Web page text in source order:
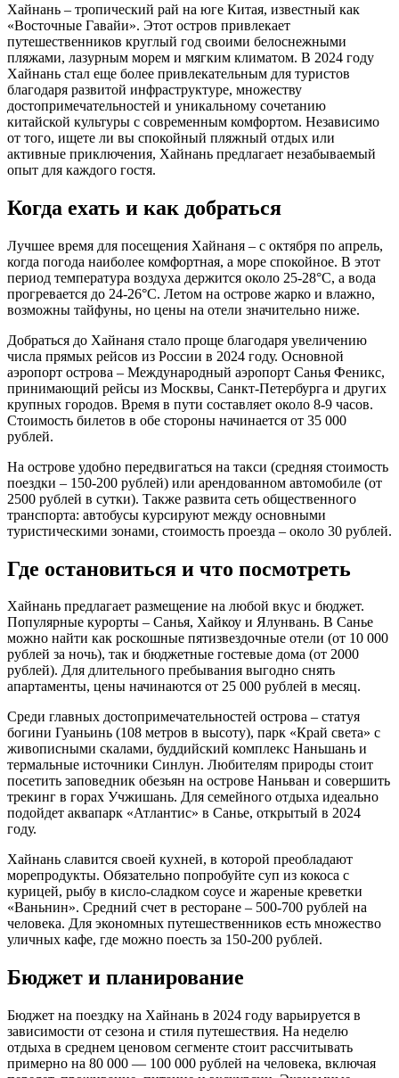
Хайнань – тропический рай на юге Китая, известный как
«Восточные Гавайи». Этот остров привлекает
путешественников круглый год своими белоснежными
пляжами, лазурным морем и мягким климатом. В 2024 году
Хайнань стал еще более привлекательным для туристов
благодаря развитой инфраструктуре, множеству
достопримечательностей и уникальному сочетанию
китайской культуры с современным комфортом. Независимо
от того, ищете ли вы спокойный пляжный отдых или
активные приключения, Хайнань предлагает незабываемый
опыт для каждого гостя.
Когда ехать и как добраться
Лучшее время для посещения Хайнаня – с октября по апрель,
когда погода наиболее комфортная, а море спокойное. В этот
период температура воздуха держится около 25-28°C, а вода
прогревается до 24-26°C. Летом на острове жарко и влажно,
возможны тайфуны, но цены на отели значительно ниже.
Добраться до Хайнаня стало проще благодаря увеличению
числа прямых рейсов из России в 2024 году. Основной
аэропорт острова – Международный аэропорт Санья Феникс,
принимающий рейсы из Москвы, Санкт-Петербурга и других
крупных городов. Время в пути составляет около 8-9 часов.
Стоимость билетов в обе стороны начинается от 35 000
рублей.
На острове удобно передвигаться на такси (средняя стоимость
поездки – 150-200 рублей) или арендованном автомобиле (от
2500 рублей в сутки). Также развита сеть общественного
транспорта: автобусы курсируют между основными
туристическими зонами, стоимость проезда – около 30 рублей.
Где остановиться и что посмотреть
Хайнань предлагает размещение на любой вкус и бюджет.
Популярные курорты – Санья, Хайкоу и Ялунвань. В Санье
можно найти как роскошные пятизвездочные отели (от 10 000
рублей за ночь), так и бюджетные гостевые дома (от 2000
рублей). Для длительного пребывания выгодно снять
апартаменты, цены начинаются от 25 000 рублей в месяц.
Среди главных достопримечательностей острова – статуя
богини Гуаньинь (108 метров в высоту), парк «Край света» с
живописными скалами, буддийский комплекс Наньшань и
термальные источники Синлун. Любителям природы стоит
посетить заповедник обезьян на острове Наньван и совершить
трекинг в горах Учжишань. Для семейного отдыха идеально
подойдет аквапарк «Атлантис» в Санье, открытый в 2024
году.
Хайнань славится своей кухней, в которой преобладают
морепродукты. Обязательно попробуйте суп из кокоса с
курицей, рыбу в кисло-сладком соусе и жареные креветки
«Ваньнин». Средний счет в ресторане – 500-700 рублей на
человека. Для экономных путешественников есть множество
уличных кафе, где можно поесть за 150-200 рублей.
Бюджет и планирование
Бюджет на поездку на Хайнань в 2024 году варьируется в
зависимости от сезона и стиля путешествия. На неделю
отдыха в среднем ценовом сегменте стоит рассчитывать
примерно на 80 000 — 100 000 рублей на человека, включая